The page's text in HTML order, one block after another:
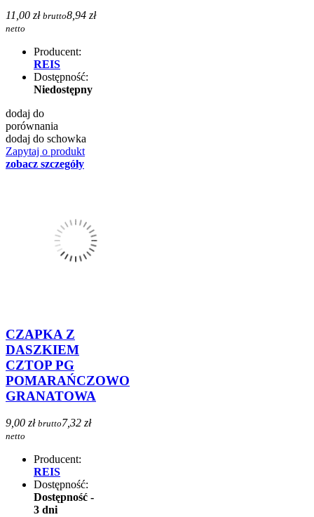
11,00 zł brutto8,94 zł
netto
Producent:
REIS
Dostępność:
Niedostępny
dodaj do
porównania
dodaj do schowka
Zapytaj o produkt
zobacz szczegóły
CZAPKA Z
DASZKIEM
CZTOP PG
POMARAŃCZOWO
GRANATOWA
9,00 zł brutto7,32 zł
netto
Producent:
REIS
Dostępność:
Dostępność -
3 dni